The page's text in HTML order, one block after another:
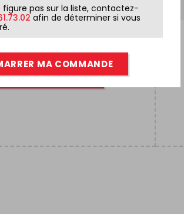
& RICE
14,90€
AJOUTER AU PANIER
figure pas sur la liste, contactez-
afin de déterminer si vous
MA COMMANDE